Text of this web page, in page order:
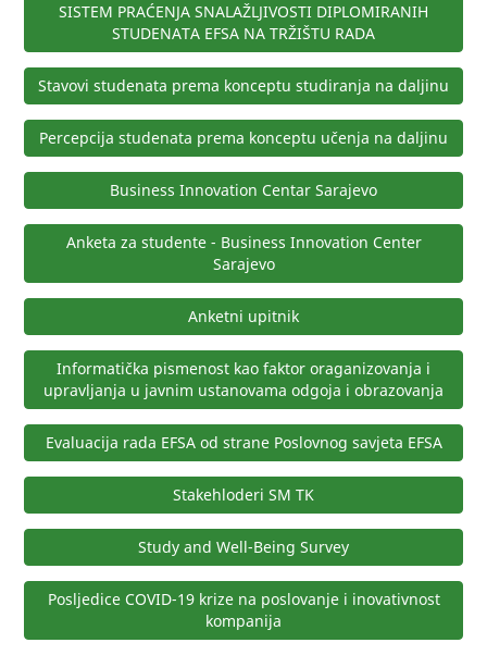
SISTEM PRAĆENJA SNALAŽLJIVOSTI DIPLOMIRANIH
STUDENATA EFSA NA TRŽIŠTU RADA
Stavovi studenata prema konceptu studiranja na daljinu
Percepcija studenata prema konceptu učenja na daljinu
Business Innovation Centar Sarajevo
Anketa za studente - Business Innovation Center
Sarajevo
Anketni upitnik
Informatička pismenost kao faktor oraganizovanja i
upravljanja u javnim ustanovama odgoja i obrazovanja
Evaluacija rada EFSA od strane Poslovnog savjeta EFSA
Stakehloderi SM TK
Study and Well-Being Survey
Posljedice COVID-19 krize na poslovanje i inovativnost
kompanija